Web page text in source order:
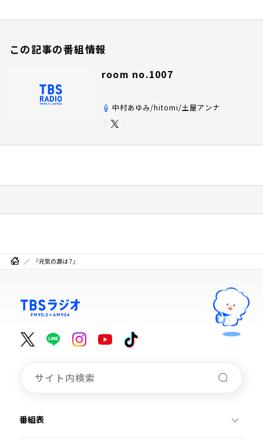
この記事の番組情報
room no.1007
中村あゆみ/hitomi/土屋アンナ
『元気の源は？』
番組表